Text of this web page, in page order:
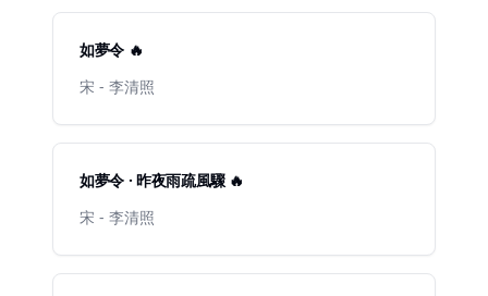
如夢令 🔥
宋 - 李清照
如夢令 · 昨夜雨疏風驟 🔥
宋 - 李清照